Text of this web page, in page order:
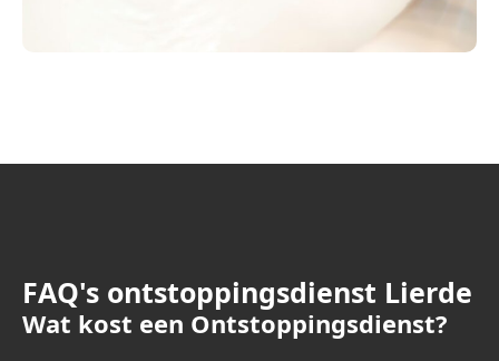
FAQ's ontstoppingsdienst Lierde
Wat kost een Ontstoppingsdienst?